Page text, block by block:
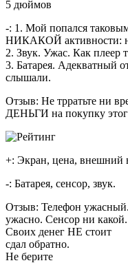
5 дюймов
-: 1. Мой попался
НИКАКОЙ активности:
2. Звук. Ужас. Как плеер
3. Батарея. Адекватный
слышали.
Отзыв: Не трратьте ни
ДЕНЬГИ на покупку
+: Экран, цена, внешний
-: Батарея, сенсор, звук.
Отзыв: Телефон ужасный.
ужасно. Сенсор ни
Своих денег НЕ стоит
сдал обратно.
Не берите